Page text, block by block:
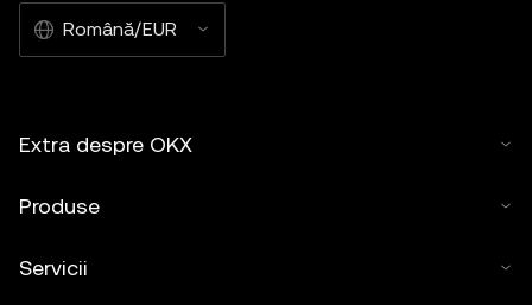
Română/EUR
Extra despre OKX
Produse
Servicii